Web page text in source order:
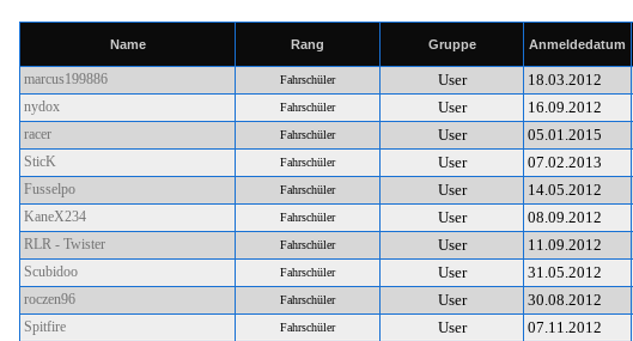
Name Rang Gruppe Anmeldedatum
marcus199886 Fahrschüler User 18.03.2012
nydox Fahrschüler User 16.09.2012
racer Fahrschüler User 05.01.2015
SticK Fahrschüler User 07.02.2013
Fusselpo Fahrschüler User 14.05.2012
KaneX234 Fahrschüler User 08.09.2012
RLR - Twister Fahrschüler User 11.09.2012
Scubidoo Fahrschüler User 31.05.2012
roczen96 Fahrschüler User 30.08.2012
Spitfire Fahrschüler User 07.11.2012